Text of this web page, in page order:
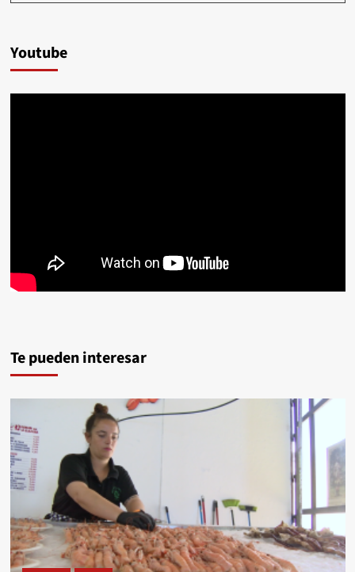
Youtube
Te pueden interesar